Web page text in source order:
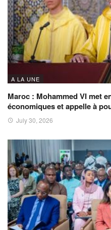
A LA UNE
Maroc : Mohammed VI met
économiques et appelle à
July 30, 2026